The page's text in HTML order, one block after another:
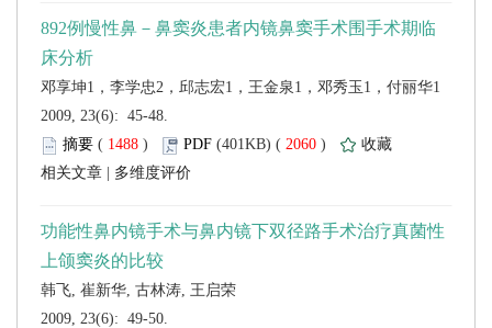
2009, 23(6): 45-48.
(
) 2060 )
2009, 23(6): 49-50.